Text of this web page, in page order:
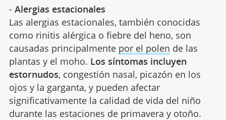
- Alergias estacionales
Las alergias estacionales, también conocidas
como rinitis alérgica o fiebre del heno, son
causadas principalmente por el polen de las
plantas y el moho. Los síntomas incluyen
estornudos, congestión nasal, picazón en los
ojos y la garganta, y pueden afectar
significativamente la calidad de vida del niño
durante las estaciones de primavera y otoño.